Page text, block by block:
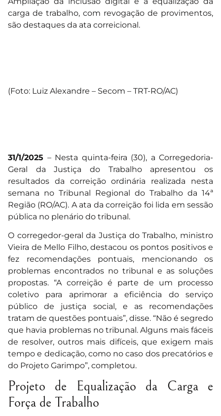
carga de trabalho, com revogação de provimentos,
são destaques da ata correicional.
(Foto: Luiz Alexandre – Secom – TRT-RO/AC)
31/1/2025 – Nesta quinta-feira (30), a Corregedoria-
Geral da Justiça do Trabalho apresentou os
resultados da correição ordinária realizada nesta
semana no Tribunal Regional do Trabalho da 14ª
Região (RO/AC). A ata da correição foi lida em sessão
pública no plenário do tribunal.
O corregedor-geral da Justiça do Trabalho, ministro
Vieira de Mello Filho, destacou os pontos positivos e
fez recomendações pontuais, mencionando os
problemas encontrados no tribunal e as soluções
propostas. “A correição é parte de um processo
coletivo para aprimorar a eficiência do serviço
público de justiça social, e as recomendações
tratam de questões pontuais”, disse. “Não é segredo
que havia problemas no tribunal. Alguns mais fáceis
de resolver, outros mais difíceis, que exigem mais
tempo e dedicação, como no caso dos precatórios e
do Projeto Garimpo”, completou.
Projeto de Equalização da Carga e
Força de Trabalho